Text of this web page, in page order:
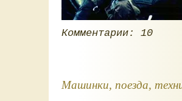
Комментарии: 10
Машинки, поезда,